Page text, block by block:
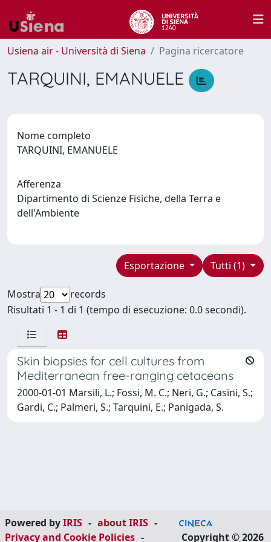
Usiena air - Università di Siena Pagina ricercatore
TARQUINI, EMANUELE
Nome completo
TARQUINI, EMANUELE
Afferenza
Dipartimento di Scienze Fisiche, della Terra e
dell'Ambiente
Tutti (1)
Esportazione
Mostra
records
Risultati 1 - 1 di 1 (tempo di esecuzione: 0.0 secondi).
Skin biopsies for cell cultures from
Mediterranean free-ranging cetaceans
2000-01-01 Marsili, L.; Fossi, M. C.; Neri, G.; Casini, S.;
Gardi, C.; Palmeri, S.; Tarquini, E.; Panigada, S.
Powered byIRIS - about IRIS -
Privacy and Cookie Policies - Copyright © 2026